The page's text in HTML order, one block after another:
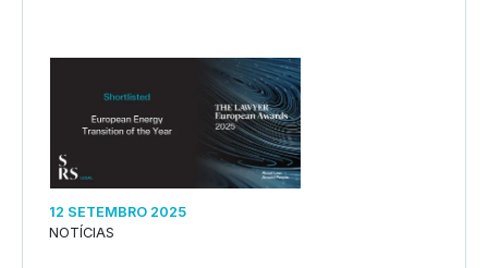
12 SETEMBRO 2025
NOTÍCIAS